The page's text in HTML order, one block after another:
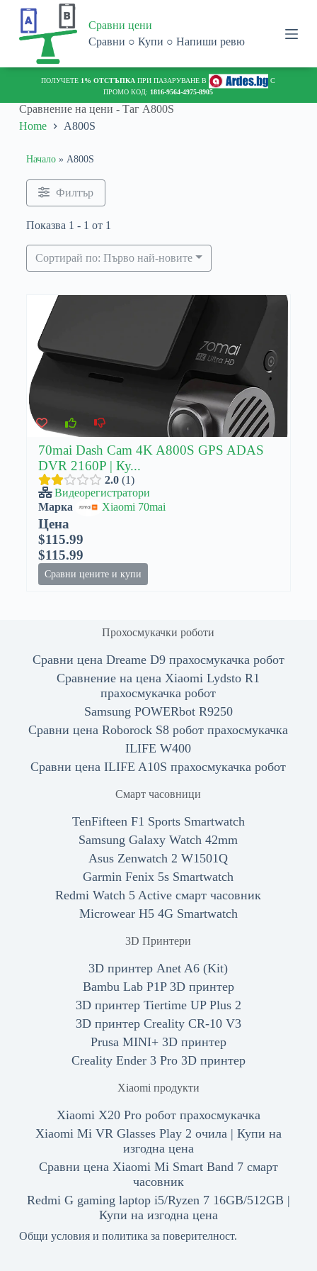
o
Сравни цени
Сравни ○ Купи ○ Напиши ревю
ПОЛУЧЕТЕ 1% ОТСТЪПКА ПРИ ПАЗАРУВАНЕ В
С
ПРОМО КОД: 1816-9564-4975-8905
Сравнение на цени - ТагA800S
Home
A800S
Начало» A800S
Филтър
Показва 1 - 1 от 1
Сортирай по: Първо най-новите
70mai Dash Cam 4K A800S GPS ADAS
DVR 2160P | Ку...
2.0 1
Видеорегистратори
Марка
Xiaomi 70mai
Цена
$115.99
$115.99
Сравни цените и купи
Прохосмукачки роботи
Сравни цена Dreame D9 прахосмукачка робот
Сравнение на цена Xiaomi Lydsto R1
прахосмукачка робот
Samsung POWERbot R9250
Сравни цена Roborock S8 робот прахосмукачка
ILIFE W400
Сравни цена ILIFE A10S прахосмукачка робот
Смарт часовници
TenFifteen F1 Sports Smartwatch
Samsung Galaxy Watch 42mm
Asus Zenwatch 2 W1501Q
Garmin Fenix 5s Smartwatch
Redmi Watch 5 Active смарт часовник
Microwear H5 4G Smartwatch
3D Принтери
3D принтер Anet A6 (Kit)
Bambu Lab P1P 3D принтер
3D принтер Tiertime UP Plus 2
3D принтер Creality CR-10 V3
Prusa MINI+ 3D принтер
Creality Ender 3 Pro 3D принтер
Xiaomi продукти
Xiaomi X20 Pro робот прахосмукачка
Xiaomi Mi VR Glasses Play 2 очила | Купи на
изгодна цена
Сравни цена Xiaomi Mi Smart Band 7 смарт
часовник
Redmi G gaming laptop i5/Ryzen 7 16GB/512GB |
Купи на изгодна цена
Общи условия и политика за поверителност.